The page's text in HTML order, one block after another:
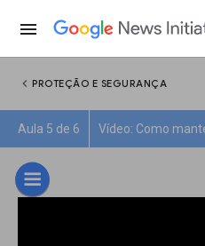
menu
chevron_left PROTEÇÃO E SEGURANÇA
Aula 5 de 6 Vídeo: Como